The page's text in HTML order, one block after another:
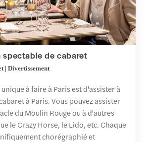
spectable de cabaret
| Divertissement
à faire à Paris est d'assister à
à Paris. Vous pouvez assister
du Moulin Rouge ou à d'autres
le Crazy Horse, le Lido, etc. Chaque
chorégraphié et